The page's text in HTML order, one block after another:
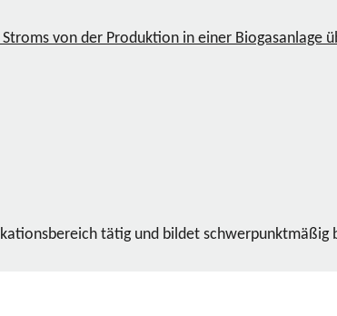
von der Produktion in einer Biogasanlage
tätig und bildet